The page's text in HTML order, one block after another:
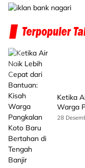
Ketika
Warga
Banjir
28